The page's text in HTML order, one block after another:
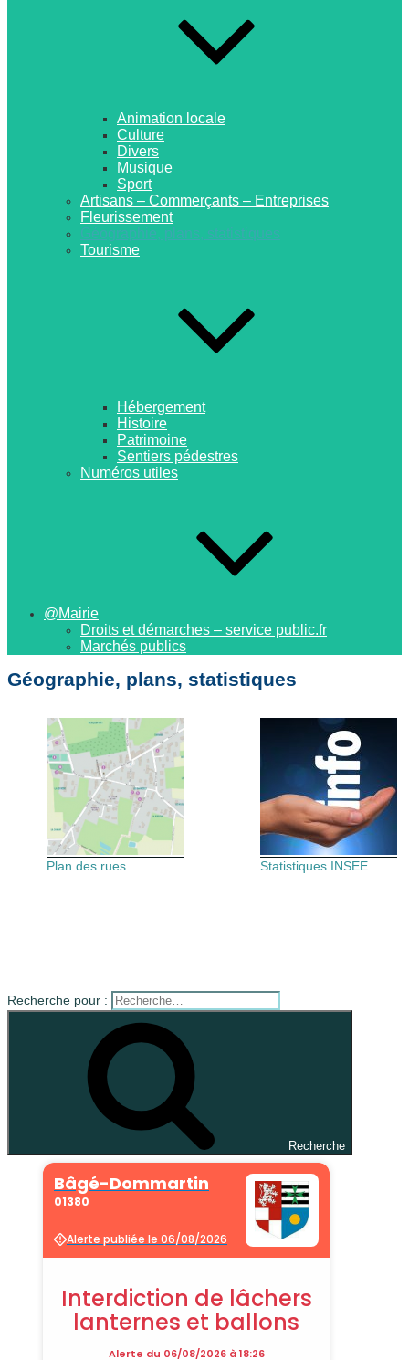
Animation locale
Culture
Divers
Musique
Sport
Artisans – Commerçants – Entreprises
Fleurissement
Géographie, plans, statistiques
Tourisme
Hébergement
Histoire
Patrimoine
Sentiers pédestres
Numéros utiles
@Mairie
Droits et démarches – service public.fr
Marchés publics
Géographie, plans, statistiques
Plan des rues Statistiques INSEE
Recherche pour :
Recherche